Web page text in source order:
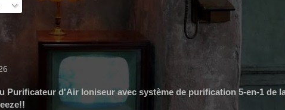
Purificateur d'Air Ioniseur avec système de purification 5-en-1 de